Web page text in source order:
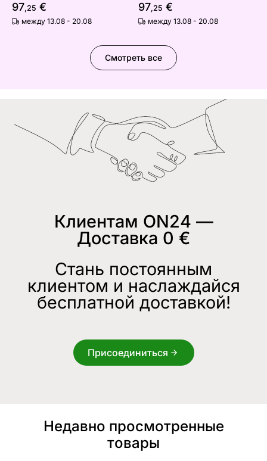
97,25 €
между 13.08 - 20.08
97,25 €
между 13.08 - 20.08
Смотреть все
Клиентам ON24 —
Доставка 0 €
Стань постоянным
клиентом и наслаждайся
бесплатной доставкой!
Присоединиться
Недавно просмотренные
товары